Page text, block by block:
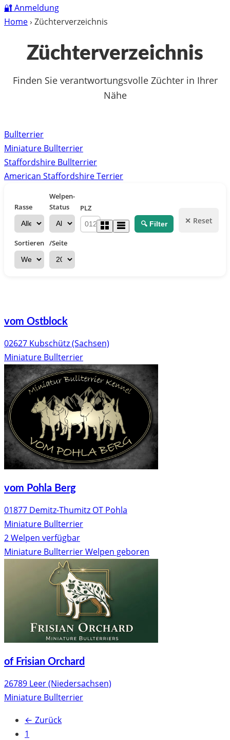
🔐Anmeldung
Home› Züchterverzeichnis
Züchterverzeichnis
Finden Sie verantwortungsvolle Züchter in Ihrer
Nähe
Bullterrier
Miniature Bullterrier
Staffordshire Bullterrier
American Staffordshire Terrier
Rasse
Welpen-
Status
PLZ
Sortieren /Seite
🔍 Filter ✕ Reset
vom Ostblock
02627 Kubschütz (Sachsen)
Miniature Bullterrier
vom Pohla Berg
01877 Demitz-Thumitz OT Pohla
Miniature Bullterrier
2 Welpen verfügbar
Miniature Bullterrier Welpen geboren
of Frisian Orchard
26789 Leer (Niedersachsen)
Miniature Bullterrier
← Zurück
1